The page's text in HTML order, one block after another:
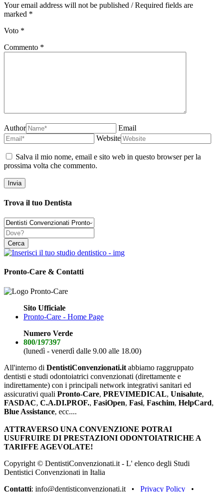
Your email address will not be published / Required fields are
marked *
Voto *
Commento *
Author
Email
Website
Salva il mio nome, email e sito web in questo browser per la
prossima volta che commento.
Trova il tuo Dentista
Pronto-Care & Contatti
Sito Ufficiale
Pronto-Care - Home Page
Numero Verde
800/197397
(lunedì - venerdì dalle 9.00 alle 18.00)
All'interno di DentistiConvenzionati.it abbiamo raggruppato
dentisti e studi odontoiatrici convenzionati (direttamente e
indirettamente) con i principali network integrativi sanitari ed
assicurativi quali Pronto-Care, PREVIMEDICAL, Unisalute,
FASDAC, C.A.DI.PROF., FasiOpen, Fasi, Faschim, HelpCard,
Blue Assistance, ecc....
ATTRAVERSO UNA CONVENZIONE POTRAI
USUFRUIRE DI PRESTAZIONI ODONTOIATRICHE A
TARIFFE AGEVOLATE!
Copyright © DentistiConvenzionati.it - L' elenco degli Studi
Dentistici Convenzionati in Italia
Contatti: info@dentisticonvenzionati.it • Privacy Policy •